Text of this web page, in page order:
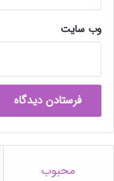
0
ر
ا
د
!
وب‌ سایت
محبوب